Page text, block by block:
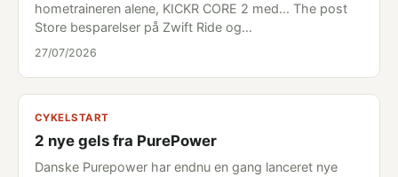
hometraineren alene, KICKR CORE 2 med... The post
Store besparelser på Zwift Ride og…
27/07/2026
CYKELSTART
2 nye gels fra PurePower
Danske Purepower har endnu en gang lanceret nye